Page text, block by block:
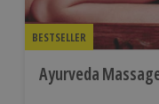
BESTSELLER
Ayurveda